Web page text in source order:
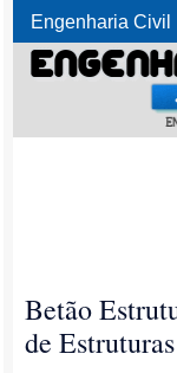
Engenharia Civil
Betão
de